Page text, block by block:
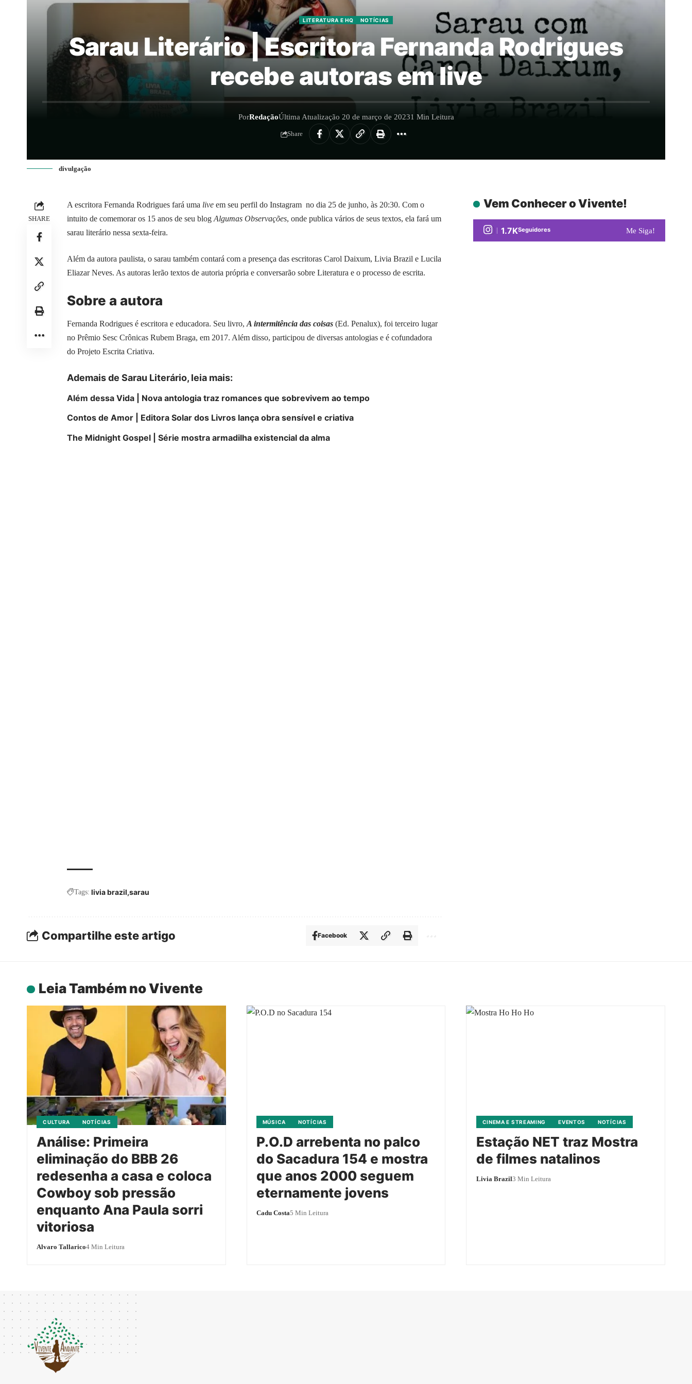
LITERATURA E HQ NOTÍCIAS
Sarau Literário | Escritora Fernanda Rodrigues
recebe autoras em live
PorRedaçãoÚltima Atualização 20 de março de 20231 Min Leitura
Share
divulgação
SHARE
A escritora Fernanda Rodrigues fará uma live em seu perfil do Instagram no dia 25 de junho, às 20:30. Com o
intuito de comemorar os 15 anos de seu blog Algumas Observações, onde publica vários de seus textos, ela fará um
sarau literário nessa sexta-feira.
Além da autora paulista, o sarau também contará com a presença das escritoras Carol Daixum, Livia Brazil e Lucila
Eliazar Neves. As autoras lerão textos de autoria própria e conversarão sobre Literatura e o processo de escrita.
Sobre a autora
Fernanda Rodrigues é escritora e educadora. Seu livro, A intermitência das coisas (Ed. Penalux), foi terceiro lugar
no Prêmio Sesc Crônicas Rubem Braga, em 2017. Além disso, participou de diversas antologias e é cofundadora
do Projeto Escrita Criativa.
Ademais de Sarau Literário, leia mais:
Além dessa Vida | Nova antologia traz romances que sobrevivem ao tempo
Contos de Amor | Editora Solar dos Livros lança obra sensível e criativa
The Midnight Gospel | Série mostra armadilha existencial da alma
Tags: livia brazil sarau
Compartilhe este artigo Facebook
Vem Conhecer o Vivente!
1.7KSeguidores Me Siga!
Leia Também no Vivente
CULTURA NOTÍCIAS
Análise: Primeira
eliminação do BBB 26
redesenha a casa e coloca
Cowboy sob pressão
enquanto Ana Paula sorri
vitoriosa
Alvaro Tallarico4 Min Leitura
MÚSICA NOTÍCIAS
P.O.D arrebenta no palco
do Sacadura 154 e mostra
que anos 2000 seguem
eternamente jovens
Cadu Costa5 Min Leitura
CINEMA E STREAMING EVENTOS NOTÍCIAS
Estação NET traz Mostra
de filmes natalinos
Livia Brazil3 Min Leitura